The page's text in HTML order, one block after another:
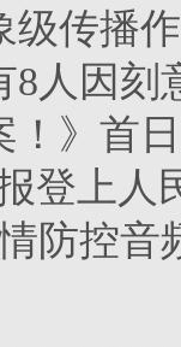
级传播
8人因
！》首
登上人
防控音